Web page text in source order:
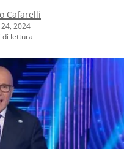
Cafarelli
2024
di lettura